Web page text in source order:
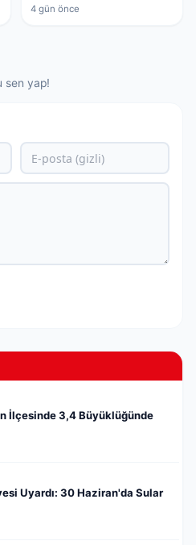
4 gün önce
sen yap!
İlçesinde 3,4 Büyüklüğünde
Uyardı: 30 Haziran'da Sular